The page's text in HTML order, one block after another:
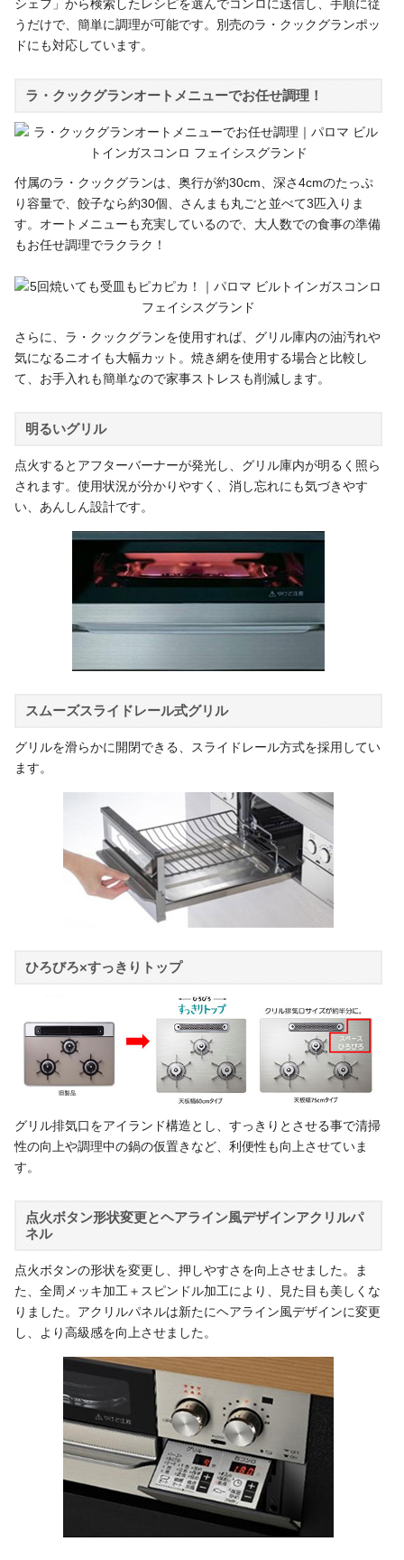
シェフ」から検索したレシピを選んでコンロに送信し、手順に従
うだけで、簡単に調理が可能です。別売のラ・クックグランポッ
ドにも対応しています。
ラ・クックグランオートメニューでお任せ調理！
付属のラ・クックグランは、奥行が約30cm、深さ4cmのたっぷ
り容量で、餃子なら約30個、さんまも丸ごと並べて3匹入りま
す。オートメニューも充実しているので、大人数での食事の準備
もお任せ調理でラクラク！
さらに、ラ・クックグランを使用すれば、グリル庫内の油汚れや
気になるニオイも大幅カット。焼き網を使用する場合と比較し
て、お手入れも簡単なので家事ストレスも削減します。
明るいグリル
点火するとアフターバーナーが発光し、グリル庫内が明るく照ら
されます。使用状況が分かりやすく、消し忘れにも気づきやす
い、あんしん設計です。
スムーズスライドレール式グリル
グリルを滑らかに開閉できる、スライドレール方式を採用してい
ます。
ひろびろ×すっきりトップ
グリル排気口をアイランド構造とし、すっきりとさせる事で清掃
性の向上や調理中の鍋の仮置きなど、利便性も向上させていま
す。
点火ボタン形状変更とヘアライン風デザインアクリルパ
ネル
点火ボタンの形状を変更し、押しやすさを向上させました。ま
た、全周メッキ加工＋スピンドル加工により、見た目も美しくな
りました。アクリルパネルは新たにヘアライン風デザインに変更
し、より高級感を向上させました。